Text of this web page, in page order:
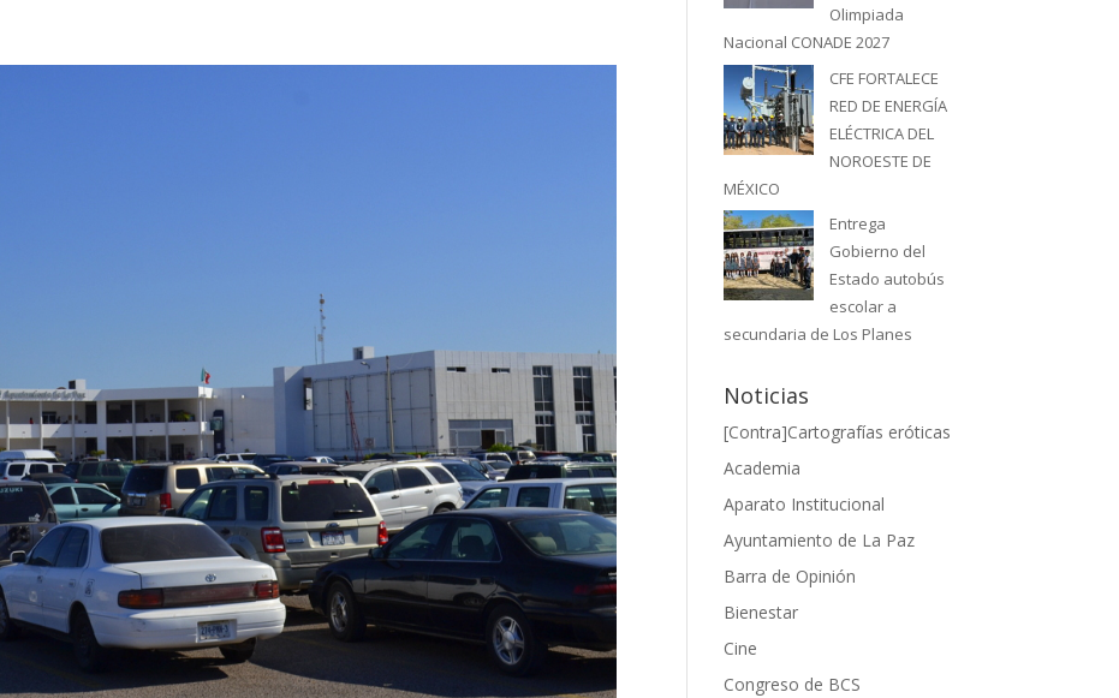
Olimpiada
Nacional CONADE 2027
CFE FORTALECE
RED DE ENERGÍA
ELÉCTRICA DEL
NOROESTE DE
MÉXICO
Entrega
Gobierno del
Estado autobús
escolar a
secundaria de Los Planes
Noticias
[Contra]Cartografías eróticas
Academia
Aparato Institucional
Ayuntamiento de La Paz
Barra de Opinión
Bienestar
Cine
Congreso de BCS